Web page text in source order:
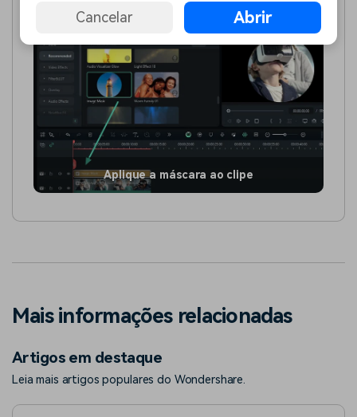
Aplique a máscara ao clipe
Mais informações relacionadas
Artigos em destaque
Leia mais artigos populares do Wondershare.
Cancelar Abrir